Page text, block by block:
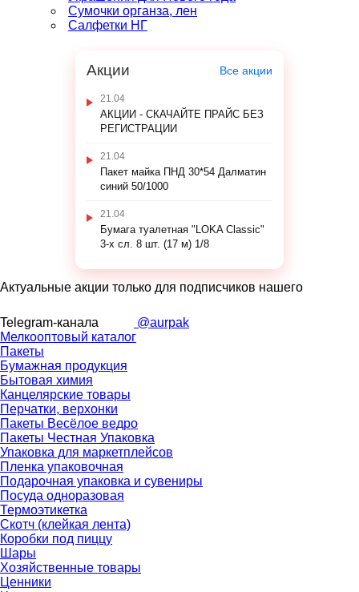
Сумочки органза, лен
Салфетки НГ
Акции Все акции
21.04
АКЦИИ - СКАЧАЙТЕ ПРАЙС БЕЗ
РЕГИСТРАЦИИ
21.04
Пакет майка ПНД 30*54 Далматин
синий 50/1000
21.04
Бумага туалетная "LOKA Classic"
3-х сл. 8 шт. (17 м) 1/8
Актуальные акции только для подписчиков нашего
Telegram-канала
@aurpak
Мелкооптовый каталог
Пакеты
Бумажная продукция
Бытовая химия
Канцелярские товары
Перчатки, верхонки
Пакеты Весёлое ведро
Пакеты Честная Упаковка
Упаковка для маркетплейсов
Пленка упаковочная
Подарочная упаковка и сувениры
Посуда одноразовая
Термоэтикетка
Скотч (клейкая лента)
Коробки под пиццу
Шары
Хозяйственные товары
Ценники